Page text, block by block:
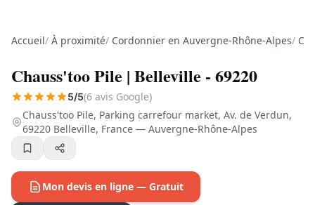
Accueil/ À proximité/ Cordonnier en Auvergne-Rhône-Alpes/
Chauss'too Pile | Belleville - 69220
5/5(6 avis Google)
Chauss'too Pile, Parking carrefour market, Av. de Verdun,
69220 Belleville, France — Auvergne-Rhône-Alpes
Mon devis en ligne — Gratuit